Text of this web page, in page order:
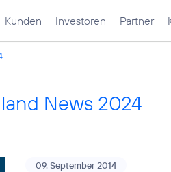
Kunden Investoren Partner
News 2024
09. September 2014